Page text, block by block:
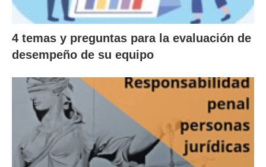
4 temas y preguntas para la evaluación de
desempeño de su equipo